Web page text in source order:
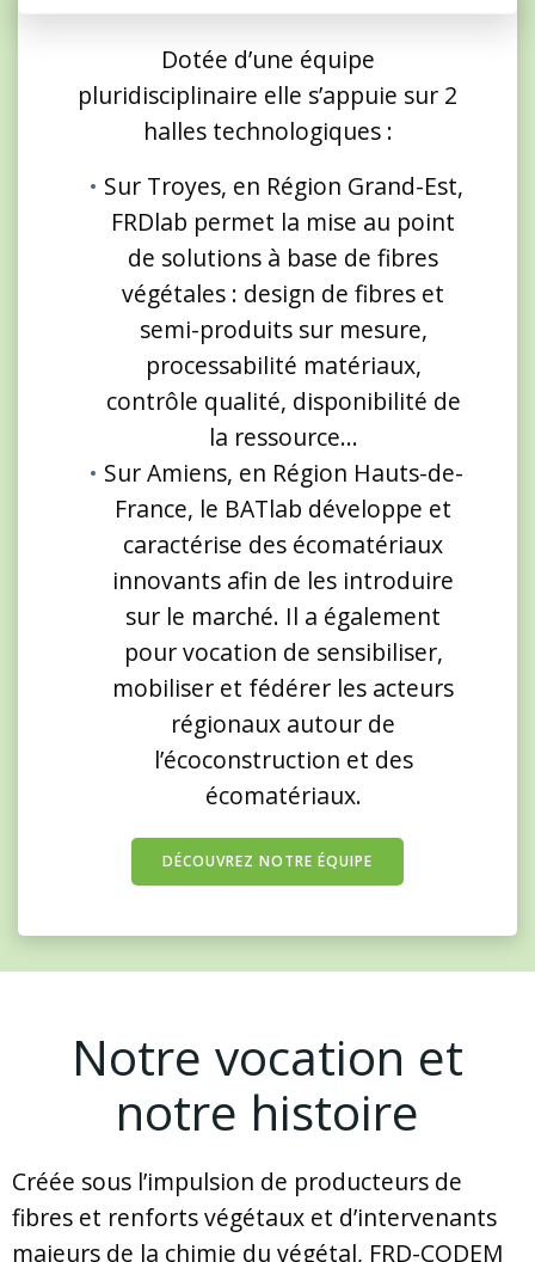
Dotée d’une équipe
pluridisciplinaire elle s’appuie sur 2
halles technologiques :
Sur Troyes, en Région Grand-Est,
FRDlab permet la mise au point
de solutions à base de fibres
végétales : design de fibres et
semi-produits sur mesure,
processabilité matériaux,
contrôle qualité, disponibilité de
la ressource…
Sur Amiens, en Région Hauts-de-
France, le BATlab développe et
caractérise des écomatériaux
innovants afin de les introduire
sur le marché. Il a également
pour vocation de sensibiliser,
mobiliser et fédérer les acteurs
régionaux autour de
l’écoconstruction et des
écomatériaux.
DÉCOUVREZ NOTRE ÉQUIPE
Notre vocation et
notre histoire
Créée sous l’impulsion de producteurs de
fibres et renforts végétaux et d’intervenants
majeurs de la chimie du végétal, FRD-CODEM